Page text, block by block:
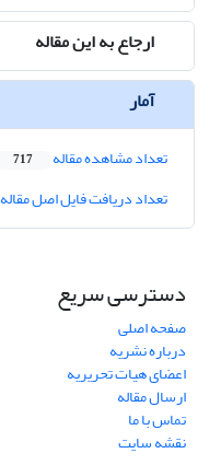
ارجاع به این مقاله
آمار
تعداد مشاهده مقاله 717
تعداد دریافت فایل اصل مقاله
دسترسی سریع
صفحه اصلی
درباره نشریه
اعضای هیات تحریریه
ارسال مقاله
تماس با ما
نقشه سایت